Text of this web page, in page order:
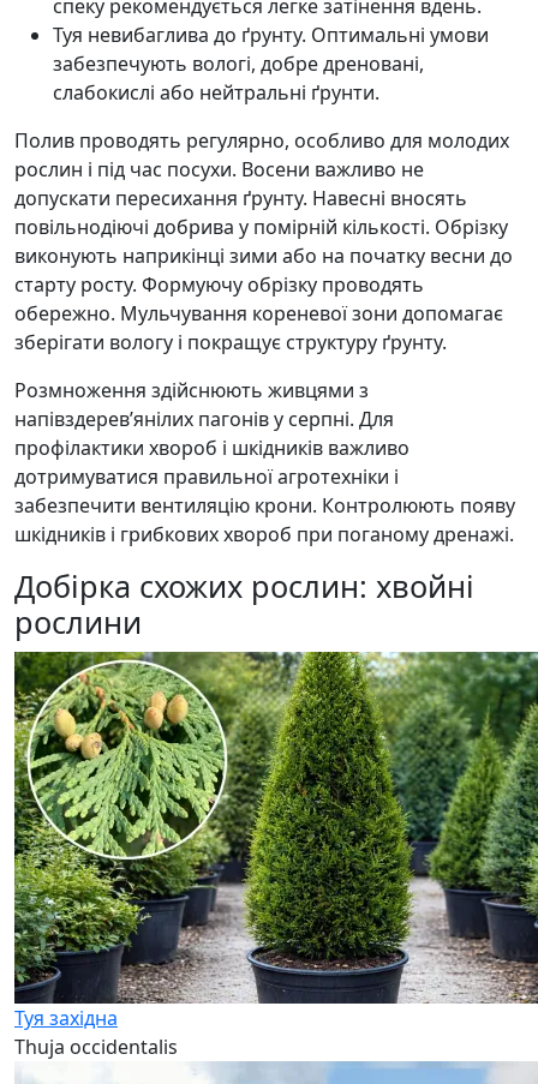
спеку рекомендується легке затінення вдень.
Туя невибаглива до ґрунту. Оптимальні умови
забезпечують вологі, добре дреновані,
слабокислі або нейтральні ґрунти.
Полив проводять регулярно, особливо для молодих
рослин і під час посухи. Восени важливо не
допускати пересихання ґрунту. Навесні вносять
повільнодіючі добрива у помірній кількості. Обрізку
виконують наприкінці зими або на початку весни до
старту росту. Формуючу обрізку проводять
обережно. Мульчування кореневої зони допомагає
зберігати вологу і покращує структуру ґрунту.
Розмноження здійснюють живцями з
напівздерев’янілих пагонів у серпні. Для
профілактики хвороб і шкідників важливо
дотримуватися правильної агротехніки і
забезпечити вентиляцію крони. Контролюють появу
шкідників і грибкових хвороб при поганому дренажі.
Добірка схожих рослин: хвойні
рослини
Туя західна
Thuja occidentalis